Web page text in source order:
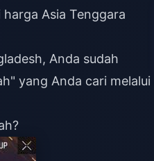
Asia Tenggara
Anda sudah
yang Anda cari melalui